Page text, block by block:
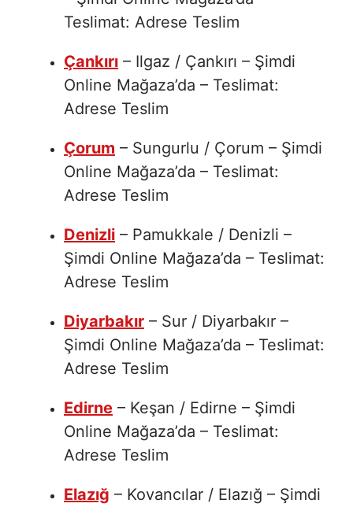
Teslimat: Adrese Teslim
Çankırı – Ilgaz / Çankırı – Şimdi
Online Mağaza’da – Teslimat:
Adrese Teslim
Çorum – Sungurlu / Çorum – Şimdi
Online Mağaza’da – Teslimat:
Adrese Teslim
Denizli – Pamukkale / Denizli –
Şimdi Online Mağaza’da – Teslimat:
Adrese Teslim
Diyarbakır – Sur / Diyarbakır –
Şimdi Online Mağaza’da – Teslimat:
Adrese Teslim
Edirne – Keşan / Edirne – Şimdi
Online Mağaza’da – Teslimat:
Adrese Teslim
Elazığ – Kovancılar / Elazığ – Şimdi